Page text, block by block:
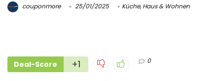
couponmore 25/01/2025 Küche, Haus & Wohnen
Deal-Score +1 0